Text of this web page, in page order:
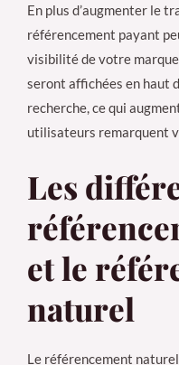
En plus d’augmenter le
référencement payant
visibilité de votre marque
seront affichées en haut
recherche, ce qui
utilisateurs remarquent
Les
et le
naturel
Le référencement